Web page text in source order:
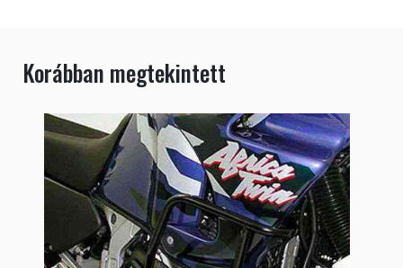
Korábban megtekintett